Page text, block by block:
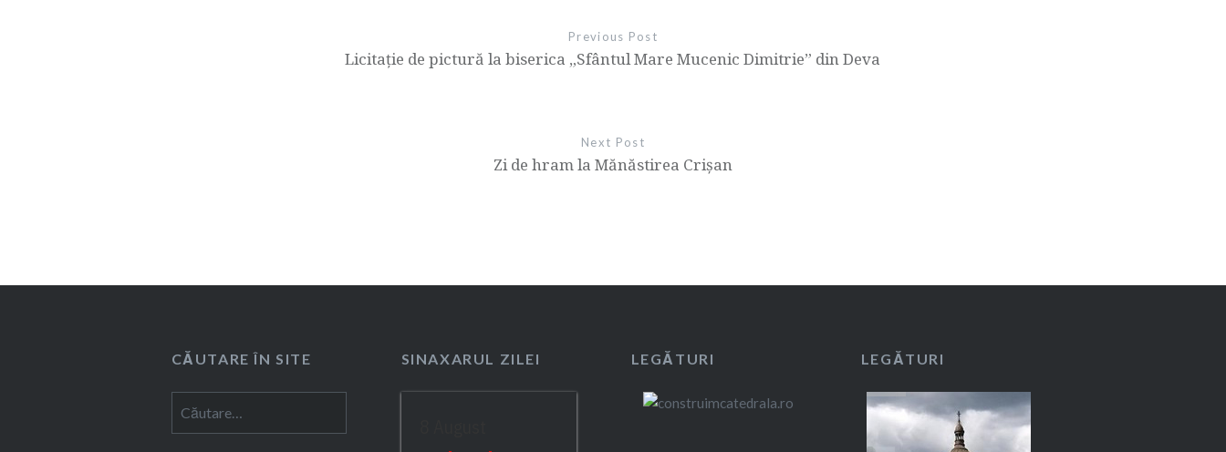
Previous Post
Licitație de pictură la biserica „Sfântul Mare Mucenic Dimitrie” din Deva
Next Post
Zi de hram la Mănăstirea Crișan
CĂUTARE ÎN SITE SINAXARUL ZILEI LEGĂTURI LEGĂTURI